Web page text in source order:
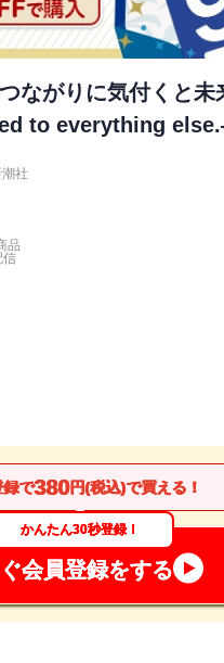
ながりに気付くと
to everything
社
品
信
録で380円(税込)で買える！
かんたん30秒登録！
会員登録をする